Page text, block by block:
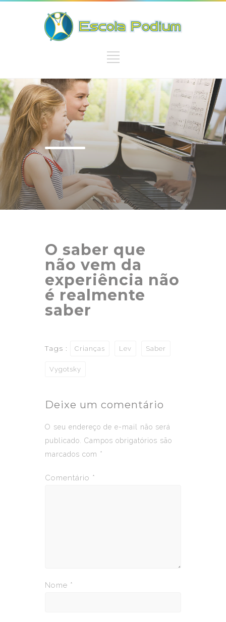
O saber que
não vem da
experiência não
é realmente
saber
Tags : Crianças Lev Saber
Vygotsky
Deixe um comentário
O seu endereço de e-mail não será
publicado. Campos obrigatórios são
marcados com *
Comentário *
Nome *